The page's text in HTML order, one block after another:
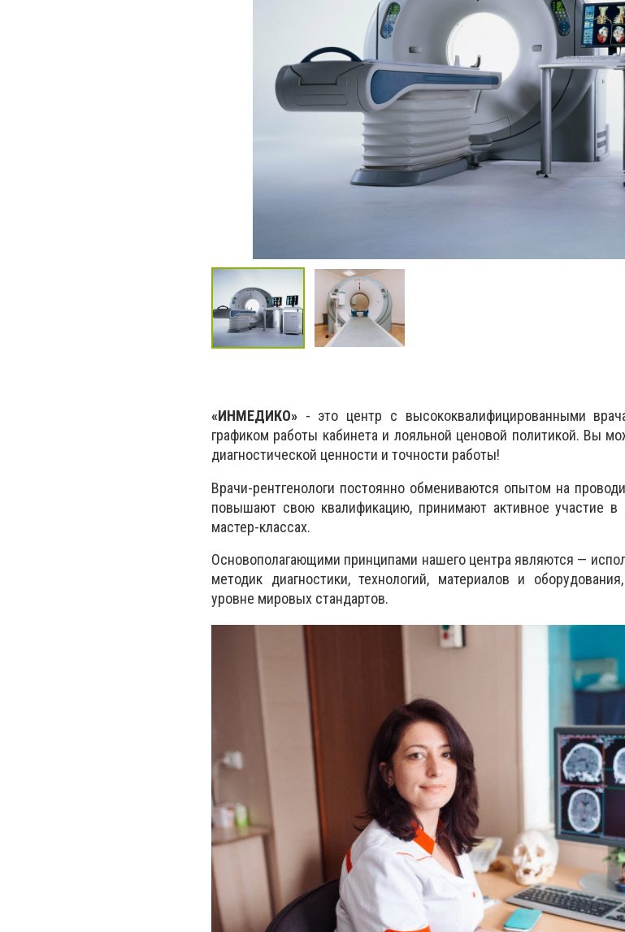
«ИНМЕДИКО» - это центр с высококвалифицированными
графиком работы кабинета и лояльной ценовой политикой. Вы
диагностической ценности и точности работы!
Врачи-рентгенологи постоянно обмениваются опытом на
повышают свою квалификацию, принимают активное участие в
мастер-классах.
Основополагающими принципами нашего центра являются —
методик диагностики, технологий, материалов и
уровне мировых стандартов.